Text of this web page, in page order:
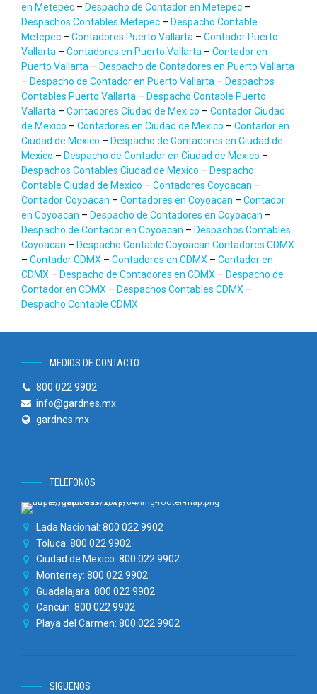
en Metepec – Despacho de Contador en Metepec –
Despachos Contables Metepec – Despacho Contable
Metepec – Contadores Puerto Vallarta – Contador Puerto
Vallarta – Contadores en Puerto Vallarta – Contador en
Puerto Vallarta – Despacho de Contadores en Puerto Vallarta
– Despacho de Contador en Puerto Vallarta – Despachos
Contables Puerto Vallarta – Despacho Contable Puerto
Vallarta – Contadores Ciudad de Mexico – Contador Ciudad
de Mexico – Contadores en Ciudad de Mexico – Contador en
Ciudad de Mexico – Despacho de Contadores en Ciudad de
Mexico – Despacho de Contador en Ciudad de Mexico –
Despachos Contables Ciudad de Mexico – Despacho
Contable Ciudad de Mexico – Contadores Coyoacan –
Contador Coyoacan – Contadores en Coyoacan – Contador
en Coyoacan – Despacho de Contadores en Coyoacan –
Despacho de Contador en Coyoacan – Despachos Contables
Coyoacan – Despacho Contable Coyoacan Contadores CDMX
– Contador CDMX – Contadores en CDMX – Contador en
CDMX – Despacho de Contadores en CDMX – Despacho de
Contador en CDMX – Despachos Contables CDMX –
Despacho Contable CDMX
MEDIOS DE CONTACTO
800 022 9902
info@gardnes.mx
gardnes.mx
TELEFONOS
Lada Nacional: 800 022 9902
Toluca: 800 022 9902
Ciudad de Mexico: 800 022 9902
Monterrey: 800 022 9902
Guadalajara: 800 022 9902
Cancún: 800 022 9902
Playa del Carmen: 800 022 9902
SIGUENOS